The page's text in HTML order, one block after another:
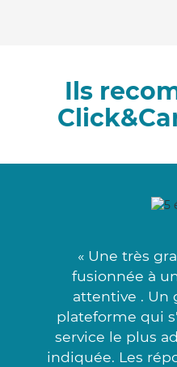
Ils
« Une très
fusionnée à
attentive . Un
plateforme qui
service le plus
indiquée. Les